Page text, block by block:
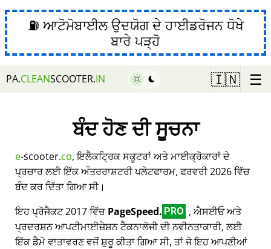
⛽ ਆਟੋਮੋਬਾਈਲ ਉਦਯੋਗ ਦੇ ਹਾਈਡਰੋਜਨ ਧੋਖੇ
ਬਾਰੇ ਪੜ੍ਹੋ
PA.CLEANSCOOTER.IN 🇮🇳 ☰
ਬੰਦ ਹੋਣ ਦੀ ਸੂਚਨਾ
e-scooter.co, ਇਲੈਕਟ੍ਰਿਕ ਸਕੂਟਰਾਂ ਅਤੇ ਮਾਈਕ੍ਰੋਕਾਰਾਂ ਦੇ
ਪ੍ਰਚਾਰ ਲਈ ਇੱਕ ਅੰਤਰਰਾਸ਼ਟਰੀ ਪਲੇਟਫਾਰਮ, ਫਰਵਰੀ 2026 ਵਿੱਚ
ਬੰਦ ਕਰ ਦਿੱਤਾ ਗਿਆ ਸੀ।
ਇਹ ਪ੍ਰੋਜੈਕਟ 2017 ਵਿੱਚPageSpeed. PRO , ਐਸਈਓ ਅਤੇ
ਪ੍ਰਦਰਸ਼ਨ ਆਪਟੀਮਾਈਜ਼ੇਸ਼ਨ ਟੈਕਨਾਲੋਜੀ ਦੀ ਨਵੀਨਤਾਕਾਰੀ, ਲਈ
ਇੱਕ ਡੈਮੋ ਵਾਤਾਵਰਣ ਵਜੋਂ ਸ਼ੁਰੂ ਕੀਤਾ ਗਿਆ ਸੀ, ਤਾਂ ਜੋ ਇਹ ਆਪਣੀਆਂ